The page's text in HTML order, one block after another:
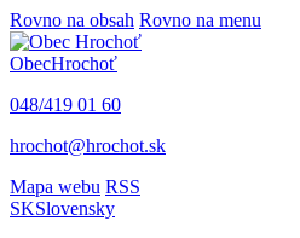
Rovno na obsah Rovno na menu
ObecHrochoť
048/419 01 60
hrochot@hrochot.sk
Mapa webu RSS
SKSlovensky